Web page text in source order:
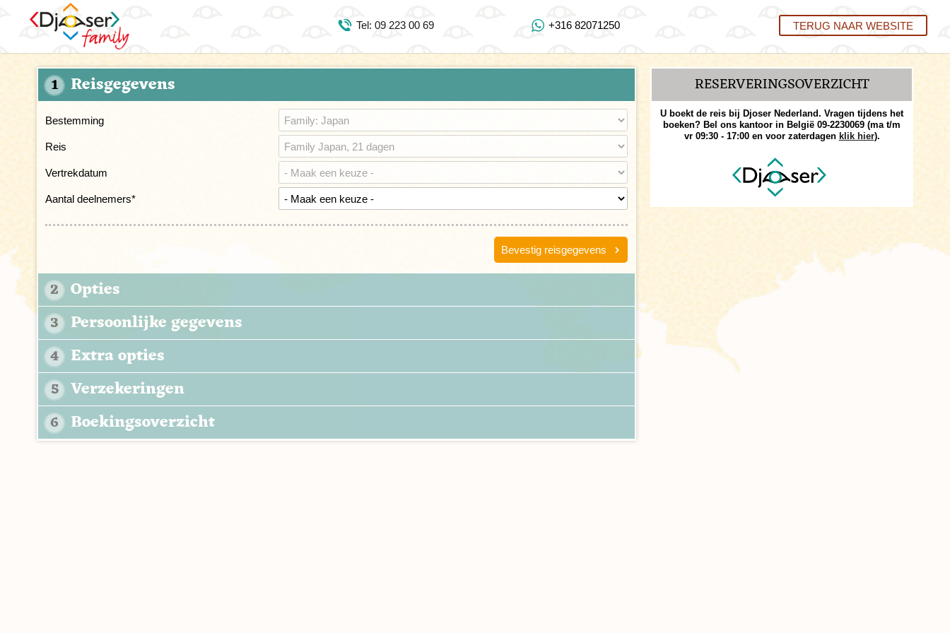
Tel: 09 223 00 69
https://www.youtube.com/user/DjoserWebsite
https://www.instagram.com/djoser_reizen/
Tel: 09 223 00 69 +316 82071250 TERUG NAAR WEBSITE
1 Reisgegevens
Bestemming
Reis
Vertrekdatum
Aantal deelnemers*
Bevestig reisgegevens
2 Opties
3 Persoonlijke gegevens
4 Extra opties
5 Verzekeringen
6 Boekingsoverzicht
RESERVERINGS­OVERZICHT
U boekt de reis bij Djoser Nederland. Vragen tijdens het
boeken? Bel ons kantoor in België 09-2230069 (ma t/m
vr 09:30 - 17:00 en voor zaterdagen klik hier).